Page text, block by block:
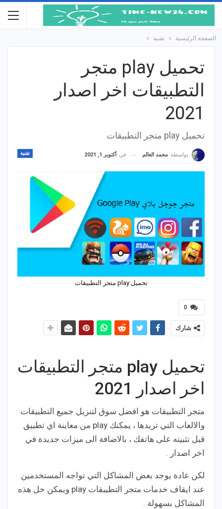
الصفحة الرئيسية تقنية
تحميل play متجر
التطبيقات اخر اصدار
2021
تحميل play متجر التطبيقات
تقنية بواسطة محمد العالم في أكتوبر 1, 2021
تحميل play متجر التطبيقات
0
شارك
تحميل play متجر التطبيقات
اخر اصدار 2021
متجر التطبيقات هو افضل سوق لتنزيل جميع التطبيقات
والالعاب التي تريدها ، يمكنك play من معاينة اي تطبيق
قبل تثبيته على هاتفك ، بالاضافة الى ميزات جديدة في
اخر اصدار .
لكن عادة يوجد بعض المشاكل التي تواجه المستخدمين
عند ايقاف خدمات متجر التطيبقات play ويمكن حل هذه
المشاكل بسهولة .